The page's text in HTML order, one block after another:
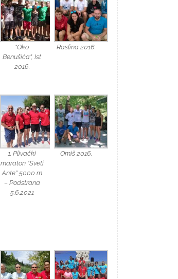
“Oko
Benušića”, Ist
2016.
Raslina 2016.
1. Plivački
maraton “Sveti
Ante” 5000 m
– Podstrana
5.6.2021
Omiš 2016.